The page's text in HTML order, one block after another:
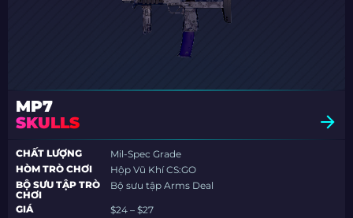
MP7
SKULLS
CHẤT LƯỢNG
Mil-Spec Grade
HÒM TRÒ CHƠI
Hộp Vũ Khí CS:GO
BỘ SƯU TẬP TRÒ
CHƠI
Bộ sưu tập Arms Deal
GIÁ
$24 – $27